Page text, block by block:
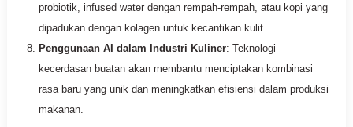
probiotik, infused water dengan rempah-rempah, atau kopi yang
dipadukan dengan kolagen untuk kecantikan kulit.
Penggunaan AI dalam Industri Kuliner: Teknologi
kecerdasan buatan akan membantu menciptakan kombinasi
rasa baru yang unik dan meningkatkan efisiensi dalam produksi
makanan.